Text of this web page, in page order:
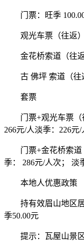
门票：旺季 100.00
观光车票（往返）
金花桥索道（往返
古 佛坪 索道（往返
套票
门票+观光车票（往
266元/人淡季：226元/
门票+金花桥索道
季： 286元/人次； 淡
本地人优惠政策
持有效眉山地区居
季50.00元
提示：瓦屋山景区